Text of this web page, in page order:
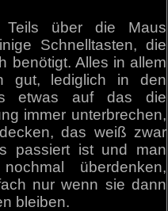
über die Maus
Schnelltasten, die
benötigt. Alles in allem
gut, lediglich in den
etwas auf das die
immer unterbrechen,
das weiß zwar
passiert ist und man
überdenken,
nur wenn sie dann
bleiben.